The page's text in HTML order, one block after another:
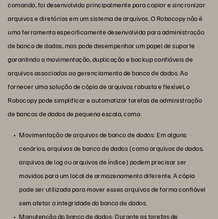
comando, foi desenvolvido principalmente para copiar e sincronizar
arquivos e diretórios em um sistema de arquivos. O Robocopy não é
uma ferramenta especificamente desenvolvida para administração
de banco de dados, mas pode desempenhar um papel de suporte
garantindo a movimentação, duplicação e backup confiáveis de
arquivos associados ao gerenciamento de banco de dados. Ao
fornecer uma solução de cópia de arquivos robusta e flexível, o
Robocopy pode simplificar e automatizar tarefas de administração
de bancos de dados de pequena escala, como:
Movimentação de arquivos de banco de dados: Em alguns
cenários, arquivos de banco de dados (como arquivos de dados,
arquivos de log ou arquivos de índice) podem precisar ser
movidos para um local de armazenamento diferente. A cópia
pode ser utilizada para mover esses arquivos de forma confiável
sem afetar a integridade do banco de dados.
Manutenção do banco de dados: Durante as tarefas de